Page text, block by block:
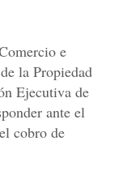
e
la Propiedad
Ejecutiva de
ante el
cobro de